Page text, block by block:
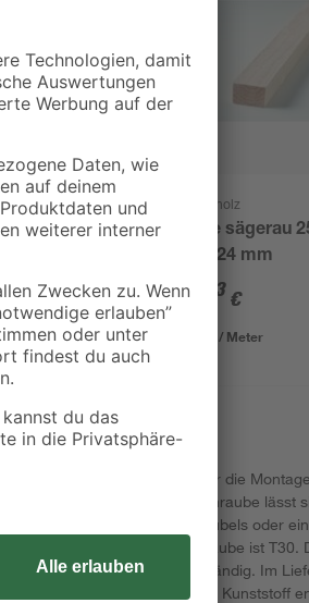
2000 x
€
binderholz
Latte sägerau
48 x 24 mm
2 23 €
0,89 € / Meter
der Marke Spax ist optimal für die
Aluminium geeignet. Die Schraube lässt
Verwendung eines Dübels oder
für den Einbau der Schraube ist T30.
Stahlschraube korrosionsbeständig. Im
Abdeckkappen aus weißem Kunststoff